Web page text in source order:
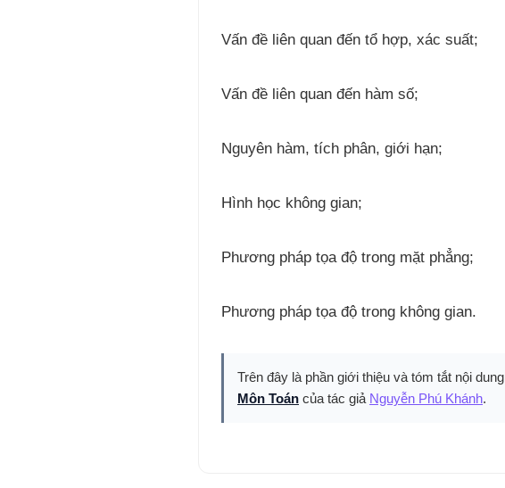
Vấn đề liên quan đến tổ hợp, xác suất;
Vấn đề liên quan đến hàm số;
Nguyên hàm, tích phân, giới hạn;
Hình học không gian;
Phương pháp tọa độ trong mặt phẳng;
Phương pháp tọa độ trong không gian.
Trên đây là phần giới thiệu và tóm tắt nội dung
Môn Toán của tác giả Nguyễn Phú Khánh.